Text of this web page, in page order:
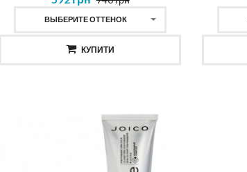
ВЫБЕРИТЕ ОТТЕНОК
КУПИТИ